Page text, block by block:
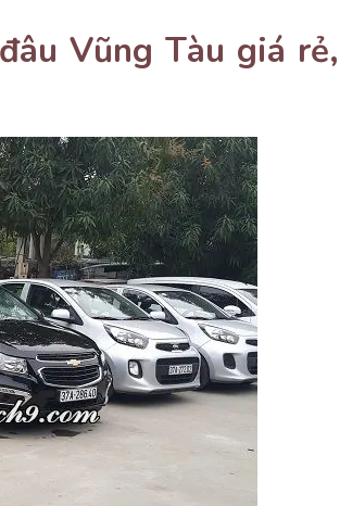
Vũng Tàu giá rẻ,